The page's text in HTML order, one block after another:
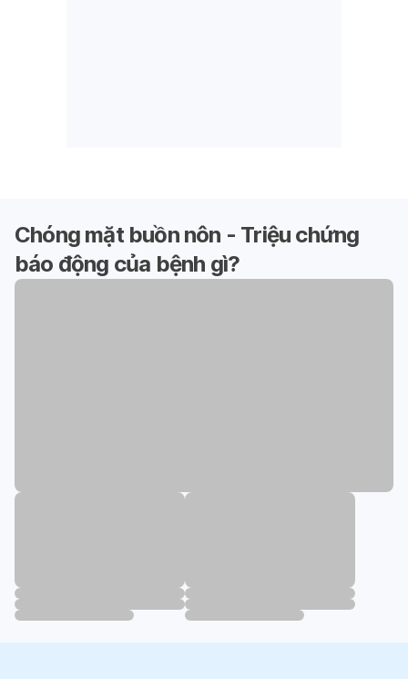
Chóng mặt buồn nôn - Triệu chứng
báo động của bệnh gì?